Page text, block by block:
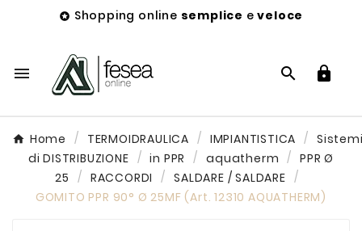
 Shopping online semplice eveloce
  
Home TERMOIDRAULICA IMPIANTISTICA
di DISTRIBUZIONE
in PPR aquatherm
PPR Ø
25
RACCORDI
SALDARE / SALDARE
GOMITO PPR 90° Ø 25MF (Art. 12310 AQUATHERM)